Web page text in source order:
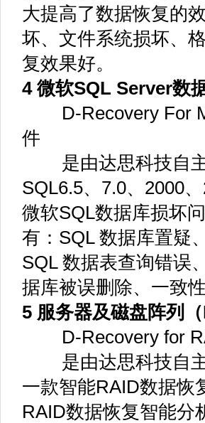
大提高了数据恢复的
坏、文件系统损坏、
复效果好。
4 微软SQL Server数
D-Recovery For
件
是由达思科技自主
SQL6.5、7.0、2000
微软SQL数据库损坏
有：SQL 数据库置疑
SQL 数据表查询错误
据库被误删除、一致
5 服务器及磁盘阵列
D-Recovery for
是由达思科技自主
一款智能RAID数据恢
RAID数据恢复智能分